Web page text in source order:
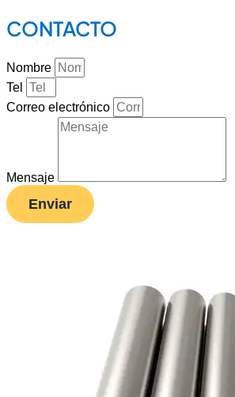
CONTACTO
Nombre
Tel
Correo electrónico
Mensaje
Enviar